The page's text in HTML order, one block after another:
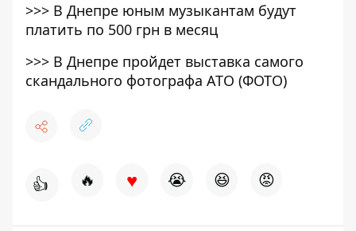
>>> В Днепре юным музыкантам будут
платить по 500 грн в месяц
>>> В Днепре пройдет выставка самого
скандального фотографа АТО (ФОТО)
👍 🔥 ♥ 😭 😆 😡